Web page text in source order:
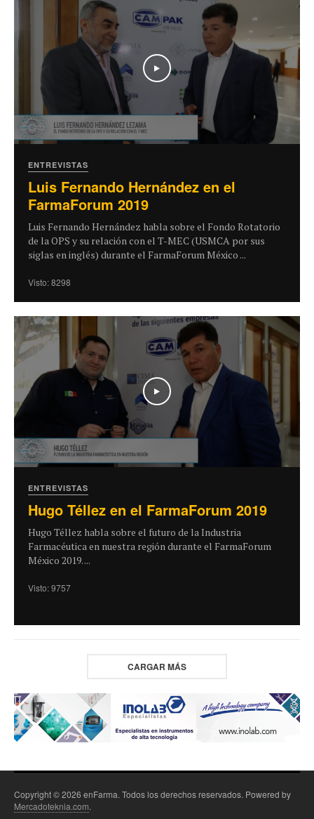
Play
ENTREVISTAS
Luis Fernando Hernández en el
FarmaForum 2019
Luis Fernando Hernández habla sobre el Fondo Rotatorio
de la OPS y su relación con el T-MEC (USMCA por sus
siglas en inglés) durante el FarmaForum México ...
Visto: 8298
Play
ENTREVISTAS
Hugo Téllez en el FarmaForum 2019
Hugo Téllez habla sobre el futuro de la Industria
Farmacéutica en nuestra región durante el FarmaForum
México 2019. ...
Visto: 9757
CARGAR MÁS
Copyright © 2026 enFarma. Todos los derechos reservados. Powered by
Mercadoteknia.com.